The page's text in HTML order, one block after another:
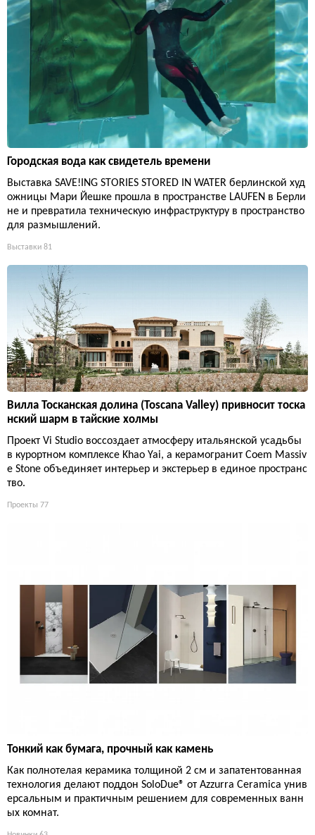
Городская вода как свидетель времени
Выставка SAVE!ING STORIES STORED IN WATER берлинской худ
ожницы Мари Йешке прошла в пространстве LAUFEN в Берли
не и превратила техническую инфраструктуру в пространство
для размышлений.
Выставки 81
Вилла Тосканская долина (Toscana Valley) привносит тоска
нский шарм в тайские холмы
Проект Vi Studio воссоздает атмосферу итальянской усадьбы
в курортном комплексе Khao Yai, а керамогранит Coem Massiv
e Stone объединяет интерьер и экстерьер в единое пространс
тво.
Проекты 77
Тонкий как бумага, прочный как камень
Как полнотелая керамика толщиной 2 см и запатентованная
технология делают поддон SoloDue® от Azzurra Ceramica унив
ерсальным и практичным решением для современных ванн
ых комнат.